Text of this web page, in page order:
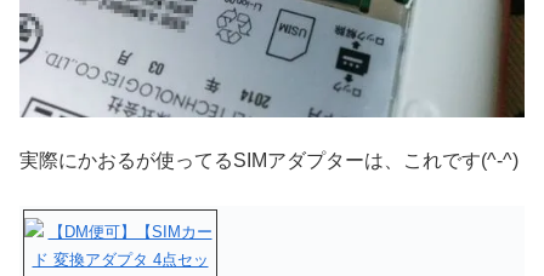
実際にかおるが使ってるSIMアダプターは、これです(^-^)